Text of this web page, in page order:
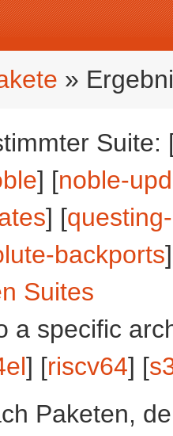
»
Suite:
] [noble-
] [
backports
Suites
a specific
] [riscv64] [
Paketen,